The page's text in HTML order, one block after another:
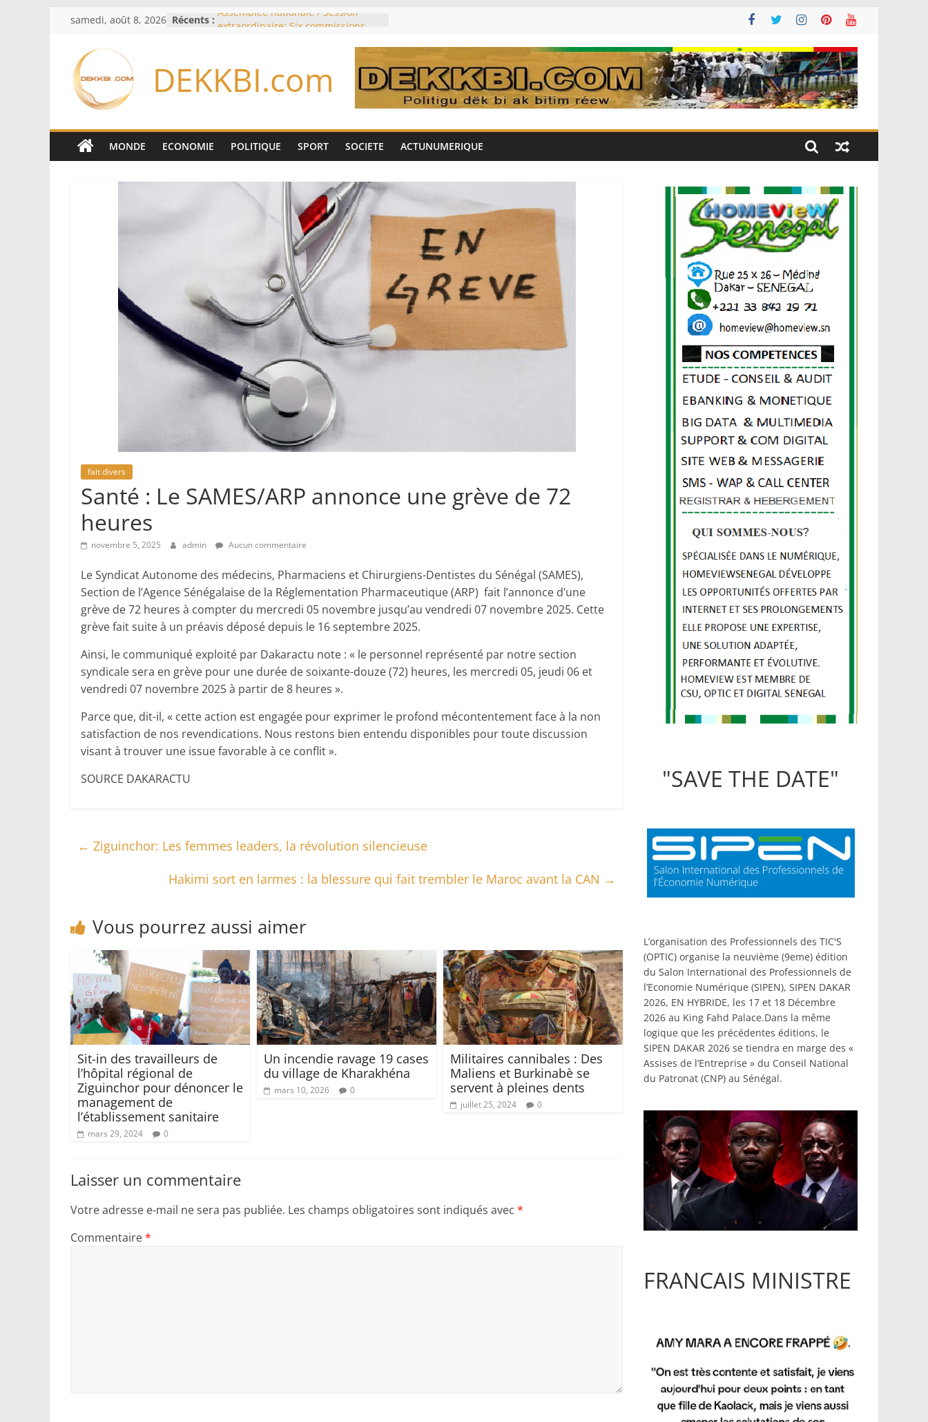
Passer
contenu
samedi, août 8, 2026 Récents : Assemblée nationale / Session
d’enquête à l’ordre du jour ce lundi
de la Espriella
Bénin: Patrice Talon élu président
Moyen-Orient: l’Arabie saoudite, le
Pakistan et la Turquie signent un
accord de défense
exportations de cuivre et de cobalt
concentrés pour valoriser sa
DEKKBI.com
MONDE ECONOMIE POLITIQUE SPORT SOCIETE ACTUNUMERIQUE
fait divers
Santé : Le SAMES/ARP annonce une grève de 72
heures
novembre 5, 2025 admin Aucun commentaire
Le Syndicat Autonome des médecins, Pharmaciens et Chirurgiens-Dentistes du Sénégal (SAMES),
Section de l’Agence Sénégalaise de la Réglementation Pharmaceutique (ARP) fait l’annonce d’une
grève de 72 heures à compter du mercredi 05 novembre jusqu’au vendredi 07 novembre 2025. Cette
grève fait suite à un préavis déposé depuis le 16 septembre 2025.
Ainsi, le communiqué exploité par Dakaractu note : « le personnel représenté par notre section
syndicale sera en grève pour une durée de soixante-douze (72) heures, les mercredi 05, jeudi 06 et
vendredi 07 novembre 2025 à partir de 8 heures ».
Parce que, dit-il, « cette action est engagée pour exprimer le profond mécontentement face à la non
satisfaction de nos revendications. Nous restons bien entendu disponibles pour toute discussion
visant à trouver une issue favorable à ce conflit ».
SOURCE DAKARACTU
← Ziguinchor: Les femmes leaders, la révolution silencieuse
Hakimi sort en larmes : la blessure qui fait trembler le Maroc avant la CAN →
Vous pourrez aussi aimer
Sit-in des travailleurs de
l’hôpital régional de
Ziguinchor pour dénoncer le
management de
l’établissement sanitaire
mars 29, 2024 0
Un incendie ravage 19 cases
du village de Kharakhéna
mars 10, 2026 0
Militaires cannibales : Des
Maliens et Burkinabè se
servent à pleines dents
juillet 25, 2024 0
Laisser un commentaire
Votre adresse e-mail ne sera pas publiée. Les champs obligatoires sont indiqués avec *
Commentaire*
"SAVE THE DATE"
L’organisation des Professionnels des TIC'S
(OPTIC) organise la neuvième (9eme) édition
du Salon International des Professionnels de
l’Economie Numérique (SIPEN), SIPEN DAKAR
2026, EN HYBRIDE, les 17 et 18 Décembre
2026 au King Fahd Palace.Dans la même
logique que les précédentes éditions, le
SIPEN DAKAR 2026 se tiendra en marge des «
Assises de l’Entreprise » du Conseil National
du Patronat (CNP) au Sénégal.
FRANCAIS MINISTRE